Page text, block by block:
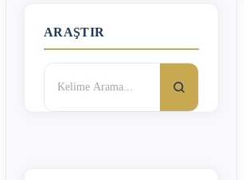
ARAŞTIR
Arama: